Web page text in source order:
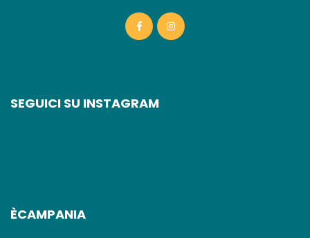
SEGUICI SU INSTAGRAM
ÈCAMPANIA